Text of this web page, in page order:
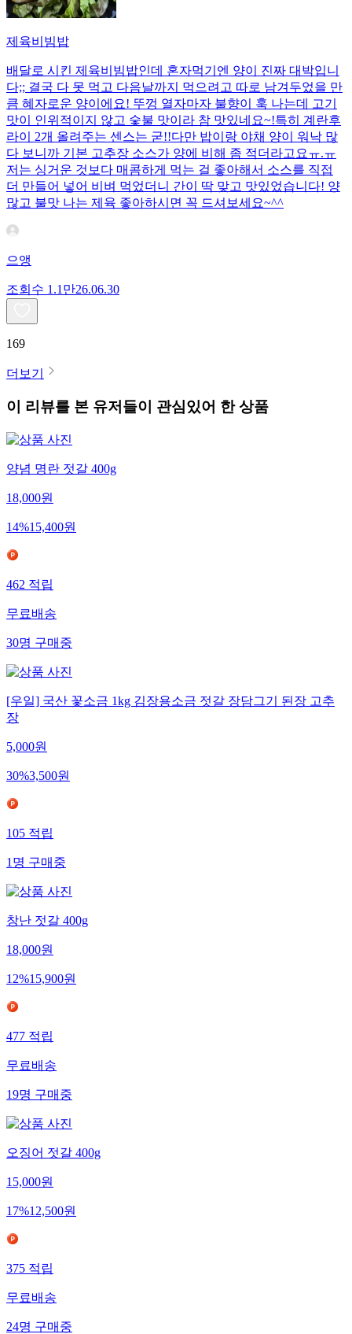
제육비빔밥
배달로 시킨 제육비빔밥인데 혼자먹기엔 양이 진짜 대박입니
다;; 결국 다 못 먹고 다음날까지 먹으려고 따로 남겨두었을 만
큼 혜자로운 양이에요! 뚜껑 열자마자 불향이 훅 나는데 고기
맛이 인위적이지 않고 숯불 맛이라 참 맛있네요~!특히 계란후
라이 2개 올려주는 센스는 굳!! ​다만 밥이랑 야채 양이 워낙 많
다 보니까 기본 고추장 소스가 양에 비해 좀 적더라고요ㅠ.ㅠ
저는 싱거운 것보다 매콤하게 먹는 걸 좋아해서 소스를 직접
더 만들어 넣어 비벼 먹었더니 간이 딱 맞고 맛있었습니다! 양
많고 불맛 나는 제육 좋아하시면 꼭 드셔보세요~^^
으앵
조회수 1.1만26.06.30
169
더보기
이 리뷰를 본 유저들이 관심있어 한 상품
양념 명란 젓갈 400g
18,000원
14%15,400원
462 적립
무료배송
30명 구매중
[우일] 국산 꽃소금 1kg 김장용소금 젓갈 장담그기 된장 고추
장
5,000원
30%3,500원
105 적립
1 명 구매중
창난 젓갈 400g
18,000원
12%15,900원
477 적립
무료배송
19명 구매중
오징어 젓갈 400g
15,000원
17%12,500원
375 적립
무료배송
24명 구매중